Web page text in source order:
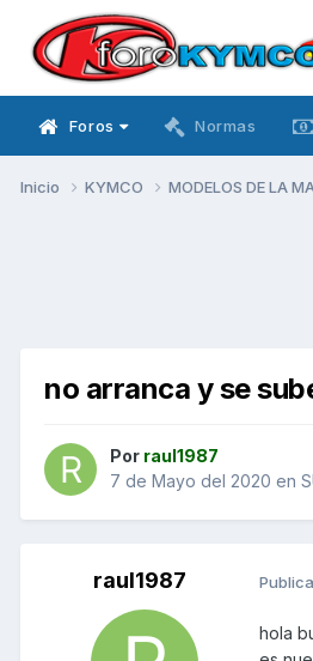
Foros Normas
Inicio KYMCO MODELOS DE LA
no arranca y se
Por raul1987
7 de Mayo del 2020 en
raul1987
hola